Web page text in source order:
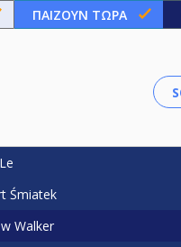
ΠΑΊΖΟΥΝ ΤΏΡΑ
Śmiatek
Walker